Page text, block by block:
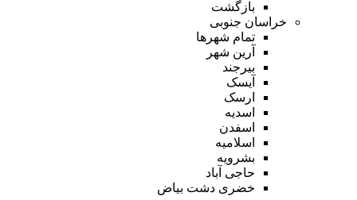
بازگشت
خراسان جنوبی
تمام شهر‌ها
آرین شهر
بیرجند
آیسک
ارسک
اسدیه
اسفدن
اسلامیه
بشرویه
حاجی آباد
خضری دشت بیاض